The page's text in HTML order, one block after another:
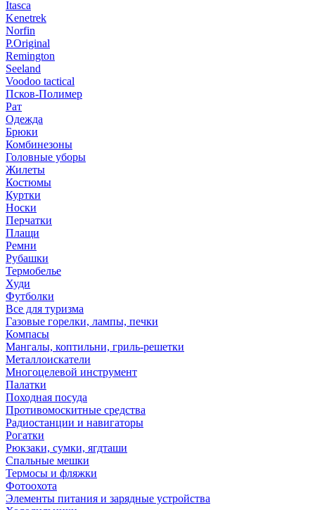
Itasca
Kenetrek
Norfin
P.Original
Remington
Seeland
Voodoo tactical
Псков-Полимер
Рат
Одежда
Брюки
Комбинезоны
Головные уборы
Жилеты
Костюмы
Куртки
Носки
Перчатки
Плащи
Ремни
Рубашки
Термобелье
Худи
Футболки
Все для туризма
Газовые горелки, лампы, печки
Компасы
Мангалы, коптильни, гриль-решетки
Металлоискатели
Многоцелевой инструмент
Палатки
Походная посуда
Противомоскитные средства
Радиостанции и навигаторы
Рогатки
Рюкзаки, сумки, ягдташи
Спальные мешки
Термосы и фляжки
Фотоохота
Элементы питания и зарядные устройства